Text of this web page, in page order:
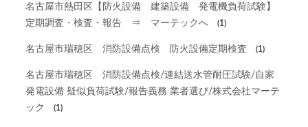
名古屋市熱田区【防火設備 建築設備 発電機負荷試験】
定期調査・検査・報告 ⇒ マーテックへ
(1)
名古屋市瑞穂区 消防設備点検 防火設備定期検査 (1)
名古屋市瑞穂区 消防設備点検/連結送水管耐圧試験/自家
発電設備 疑似負荷試験/報告義務 業者選び/株式会社マーテ
ック
(1)